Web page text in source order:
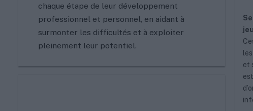
chaque étape de leur développement
professionnel et personnel, en aidant à
surmonter les difficultés et à exploiter
pleinement leur potentiel.
et